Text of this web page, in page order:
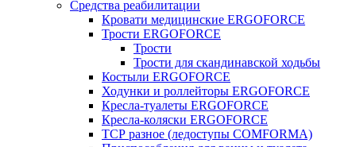
Средства реабилитации
Кровати медицинские ERGOFORCE
Трости ERGOFORCE
Трости
Трости для скандинавской ходьбы
Костыли ERGOFORCE
Ходунки и роллейторы ERGOFORCE
Кресла-туалеты ERGOFORCE
Кресла-коляски ERGOFORCE
ТСР разное (ледоступы COMFORMA)